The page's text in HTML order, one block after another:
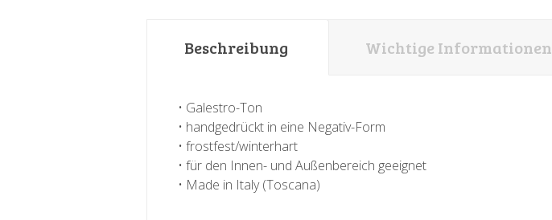
Beschreibung Wichtige Informationen
• Galestro-Ton
• handgedrückt in eine Negativ-Form
• frostfest/winterhart
• für den Innen- und Außenbereich geeignet
• Made in Italy (Toscana)